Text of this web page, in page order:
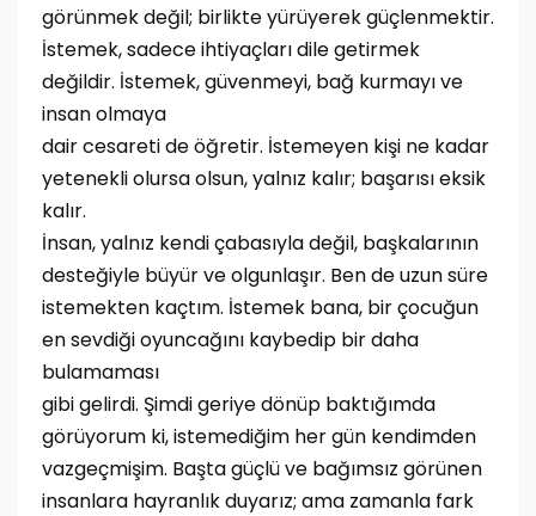
görünmek değil; birlikte yürüyerek güçlenmektir.
İstemek, sadece ihtiyaçları dile getirmek
değildir. İstemek, güvenmeyi, bağ kurmayı ve
insan olmaya
dair cesareti de öğretir. İstemeyen kişi ne kadar
yetenekli olursa olsun, yalnız kalır; başarısı eksik
kalır.
İnsan, yalnız kendi çabasıyla değil, başkalarının
desteğiyle büyür ve olgunlaşır. Ben de uzun süre
istemekten kaçtım. İstemek bana, bir çocuğun
en sevdiği oyuncağını kaybedip bir daha
bulamaması
gibi gelirdi. Şimdi geriye dönüp baktığımda
görüyorum ki, istemediğim her gün kendimden
vazgeçmişim. Başta güçlü ve bağımsız görünen
insanlara hayranlık duyarız; ama zamanla fark